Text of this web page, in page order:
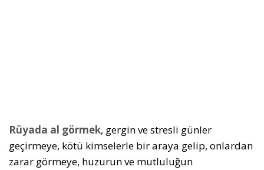
Rüyada al görmek, gergin ve stresli günler
geçirmeye, kötü kimselerle bir araya gelip, onlardan
zarar görmeye, huzurun ve mutluluğun